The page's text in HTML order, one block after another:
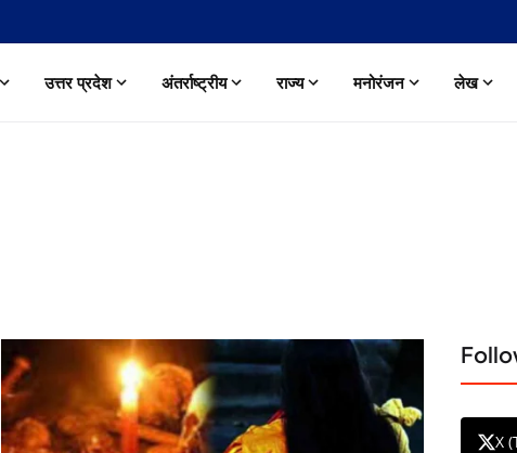
उत्तर प्रदेश अंतर्राष्ट्रीय राज्य मनोरंजन लेख
X